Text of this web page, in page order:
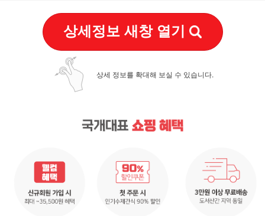
상세정보 새창 열기
상세 정보를 확대해 보실 수 있습니다.